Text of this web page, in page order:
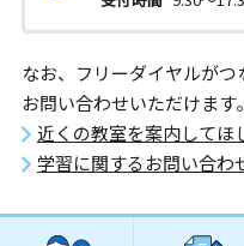
なお、フリーダイヤルが
お問い合わせいただけます。
近くの教室を案内してほ
学習に関するお問い合わ